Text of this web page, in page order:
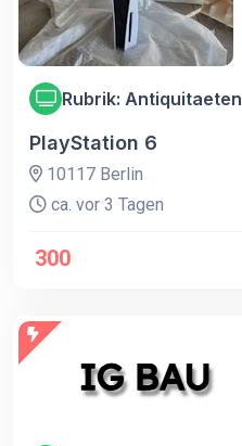
Rubrik: Antiquitaeten
PlayStation 6
10117 Berlin
ca. vor 3 Tagen
300